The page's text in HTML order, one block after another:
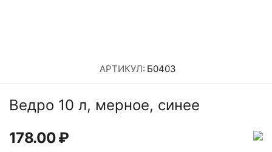
АРТИКУЛ: Б0403
Ведро 10 л, мерное, синее
178.00₽